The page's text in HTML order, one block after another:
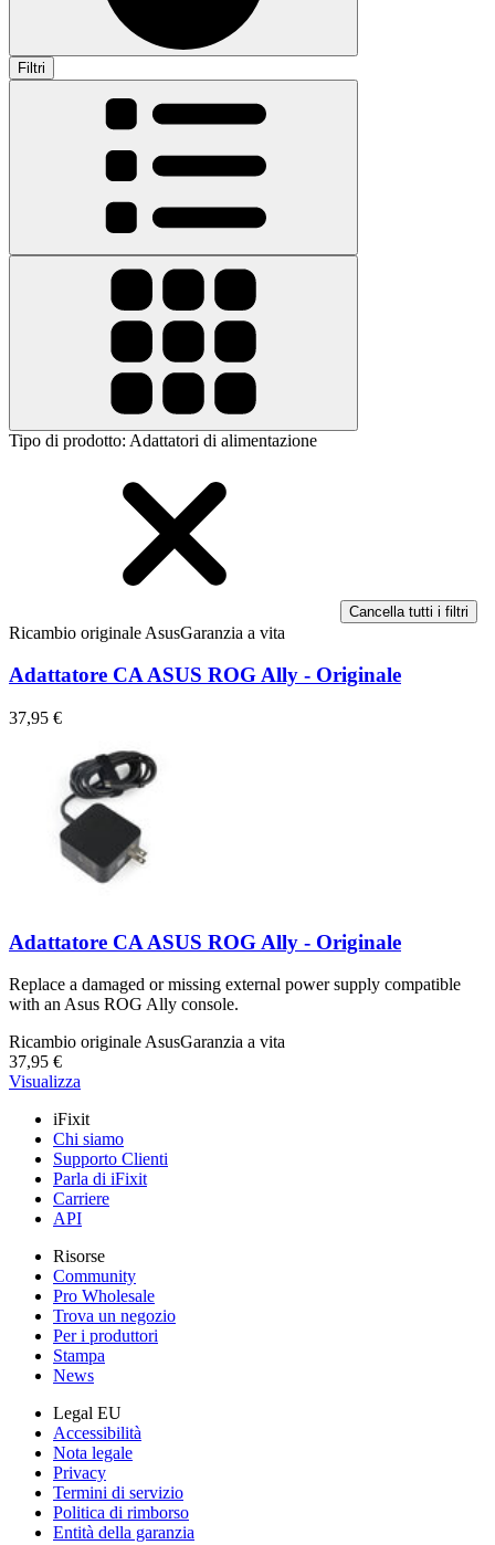
Filtri
Tipo di prodotto: Adattatori di alimentazione
Cancella tutti i filtri
Ricambio originale AsusGaranzia a vita
Adattatore CA ASUS ROG Ally - Originale
37,95 €
Adattatore CA ASUS ROG Ally - Originale
Replace a damaged or missing external power supply compatible
with an Asus ROG Ally console.
Ricambio originale AsusGaranzia a vita
37,95 €
Visualizza
iFixit
Chi siamo
Supporto Clienti
Parla di iFixit
Carriere
API
Risorse
Community
Pro Wholesale
Trova un negozio
Per i produttori
Stampa
News
Legal EU
Accessibilità
Nota legale
Privacy
Termini di servizio
Politica di rimborso
Entità della garanzia